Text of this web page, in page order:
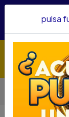
NIVEL
pulsa